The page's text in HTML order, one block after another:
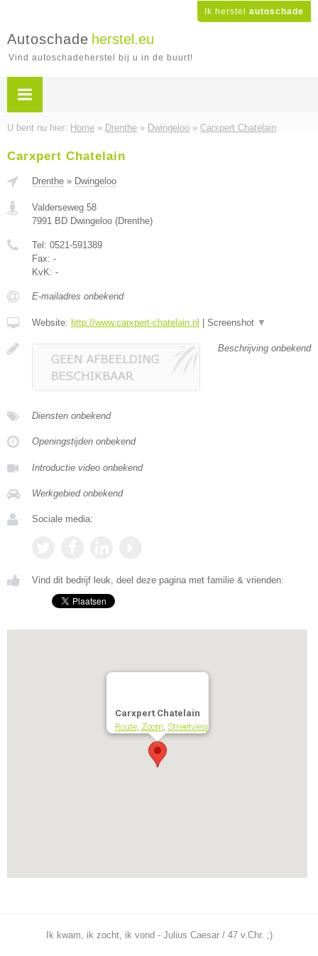
Ik herstel autoschade
Autoschade herstel.eu
Vind autoschadeherstel bij u in de buurt!
U bent nu hier: Home » Drenthe » Dwingeloo » Carxpert Chatelain
Carxpert Chatelain
Drenthe » Dwingeloo
Valderseweg 58
7991 BD Dwingeloo (Drenthe)
Tel: 0521-591389
Fax: -
KvK: -
E-mailadres onbekend
Website: http://www.carxpert-chatelain.nl Screenshot ▼
Beschrijving onbekend
Diensten onbekend
Openingstijden onbekend
Introductie video onbekend
Werkgebied onbekend
Sociale media:
Vind dit bedrijf leuk, deel deze pagina met familie & vrienden:
Carxpert Chatelain
Route, Zoom, Streetview
Ik kwam, ik zocht, ik vond - Julius Caesar / 47 v.Chr. ;)